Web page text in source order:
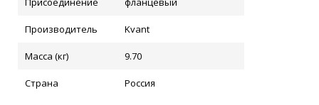
Производитель Kvant
Масса (кг) 9.70
Страна Россия